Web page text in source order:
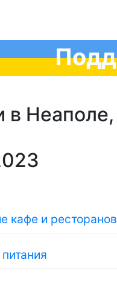
в
кафе и ресторанов